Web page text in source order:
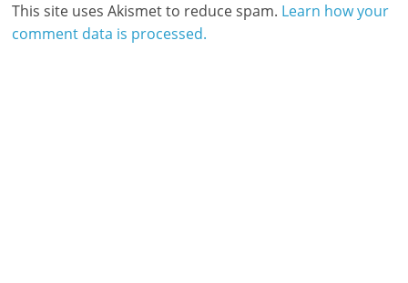
This site uses Akismet to reduce spam. Learn how your
comment data is processed.